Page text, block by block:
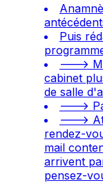
Puis
--->
cabinet
de salle
--->
--->
rendez-
mail
arrivent
pensez-